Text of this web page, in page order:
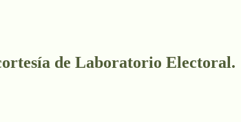
de Laboratorio Electoral.